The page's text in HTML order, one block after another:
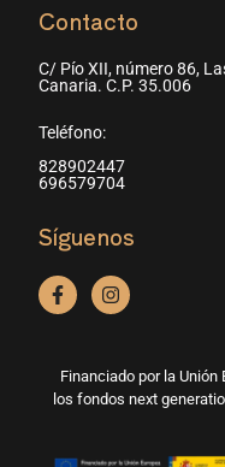
Contacto
C/ Pío XII, número 86,
Canaria. C.P. 35.006
Teléfono:
828902447
696579704
Síguenos
Financiado por la
los fondos next